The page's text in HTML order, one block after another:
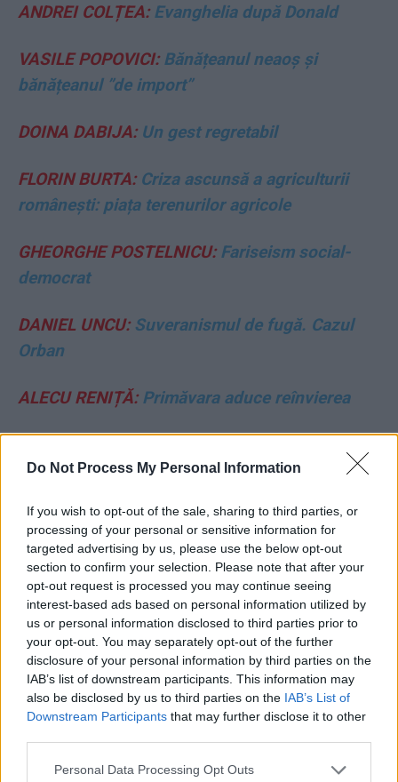
Do Not Process My Personal Information
If you wish to opt-out of the sale, sharing to third parties, or
processing of your personal or sensitive information for
targeted advertising by us, please use the below opt-out
section to confirm your selection. Please note that after your
opt-out request is processed you may continue seeing
interest-based ads based on personal information utilized by
us or personal information disclosed to third parties prior to
your opt-out. You may separately opt-out of the further
disclosure of your personal information by third parties on the
IAB’s list of downstream participants. This information may
also be disclosed by us to third parties on the IAB’s List of
Downstream Participants that may further disclose it to other
Personal Data Processing Opt Outs
ANDREI COLȚEA:Evanghelia după Donald
VASILE POPOVICI:Bănățeanul neaoș și
bănățeanul ”de import”
DOINA DABIJA:Un gest regretabil
FLORIN BURTA:Criza ascunsă a agriculturii
românești: piața terenurilor agricole
GHEORGHE POSTELNICU:Fariseism social-
democrat
DANIEL UNCU:Suveranismul de fugă. Cazul
Orban
ALECU RENIȚĂ:Primăvara aduce reînvierea
”gugulanului” Grindeanu
NICOLAE DABIJA:Fratele meu de cruce, tătarul
CITIȚI ȘI:
*Sondajul care a isterizat propaganda TV. Cu
Bolojan, PNL zdrobește PSD: 21,9% – 13,3%!
Premierul e presat să accepte un nou USL, ca
să se compromită
*Cele 10 condiții pe care PNL și USR ar trebui
să le pună PSD pentru a reface guvernarea